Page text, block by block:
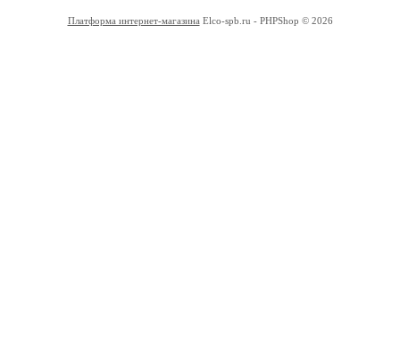
Платформа интернет-магазина Elco-spb.ru - PHPShop © 2026